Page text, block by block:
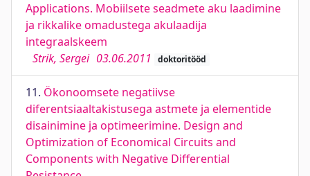
Applications. Mobiilsete seadmete aku laadimine
ja rikkalike omadustega akulaadija
integraalskeem
Strik, Sergei 03.06.2011 doktoritööd
11. Ökonoomsete negatiivse
diferentsiaaltakistusega astmete ja elementide
disainimine ja optimeerimine. Design and
Optimization of Economical Circuits and
Components with Negative Differential